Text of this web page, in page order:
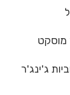
מוסקט